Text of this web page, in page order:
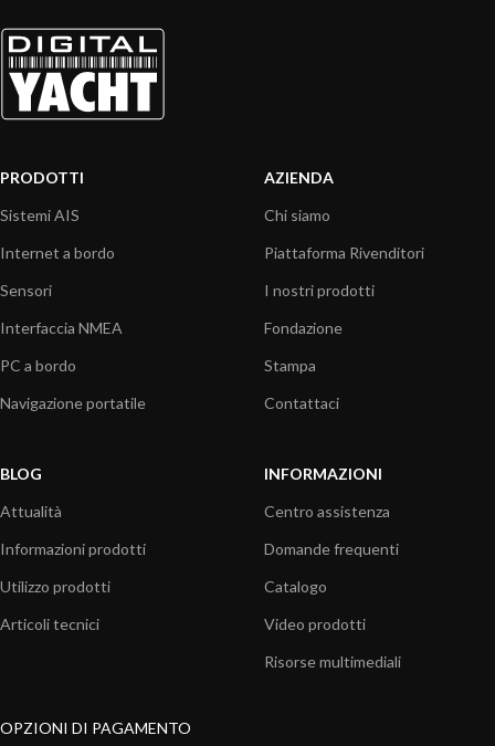
PRODOTTI
Sistemi AIS
Internet a bordo
Sensori
Interfaccia NMEA
PC a bordo
Navigazione portatile
AZIENDA
Chi siamo
Piattaforma Rivenditori
I nostri prodotti
Fondazione
Stampa
Contattaci
BLOG
Attualità
Informazioni prodotti
Utilizzo prodotti
Articoli tecnici
INFORMAZIONI
Centro assistenza
Domande frequenti
Catalogo
Video prodotti
Risorse multimediali
OPZIONI DI PAGAMENTO